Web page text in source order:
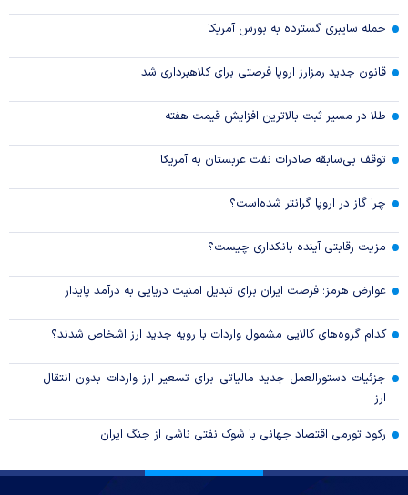
حمله سایبری گسترده به بورس آمریکا
قانون جدید رمزارز اروپا فرصتی برای کلاهبرداری شد
طلا در مسیر ثبت بالاترین افزایش قیمت هفته
توقف بی‌سابقه صادرات نفت عربستان به آمریکا
چرا گاز در اروپا گرانتر شده‌است؟
مزیت رقابتی آینده بانکداری چیست؟
عوارض هرمز؛ فرصت ایران برای تبدیل امنیت دریایی به درآمد پایدار
کدام گروه‌های کالایی مشمول واردات با رویه جدید ارز اشخاص شدند؟
جزئیات دستورالعمل جدید مالیاتی برای تسعیر ارز واردات بدون انتقال
ارز
رکود تورمی اقتصاد جهانی با شوک نفتی ناشی از جنگ ایران